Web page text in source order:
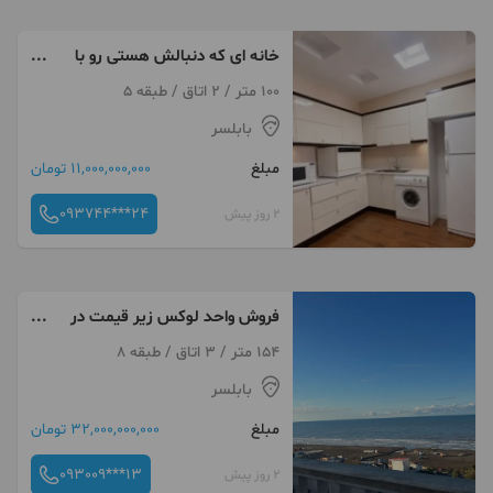
خانه ای که دنبالش هستی رو با
یک تماس پیدا کن100 متر / 2 اتاق / طبقه 5
بابلسر
مبلغ
11,000,000,000 تومان
2 روز پیش 093744***24
فروش واحد لوکس زیر قیمت در
یکی از برج های پلاک یک
154 متر / 3 اتاق / طبقه 8
بابلسر
مبلغ
32,000,000,000 تومان
2 روز پیش 093009***13